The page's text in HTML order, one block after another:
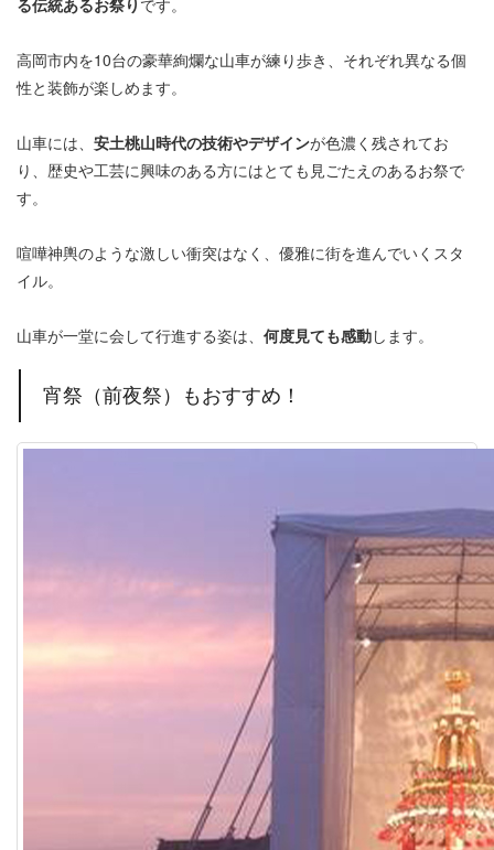
る伝統あるお祭り です。
高岡市内を10台の豪華絢爛な山車が練り歩き、それぞれ異なる個
性と装飾が楽しめます。
山車には、 安土桃山時代の技術やデザインが色濃く残されてお
り、歴史や工芸に興味のある方にはとても見ごたえのあるお祭で
す。
喧嘩神輿のような激しい衝突はなく、優雅に街を進んでいくスタ
イル。
山車が一堂に会して行進する姿は、 何度見ても感動します。
宵祭（前夜祭）もおすすめ！